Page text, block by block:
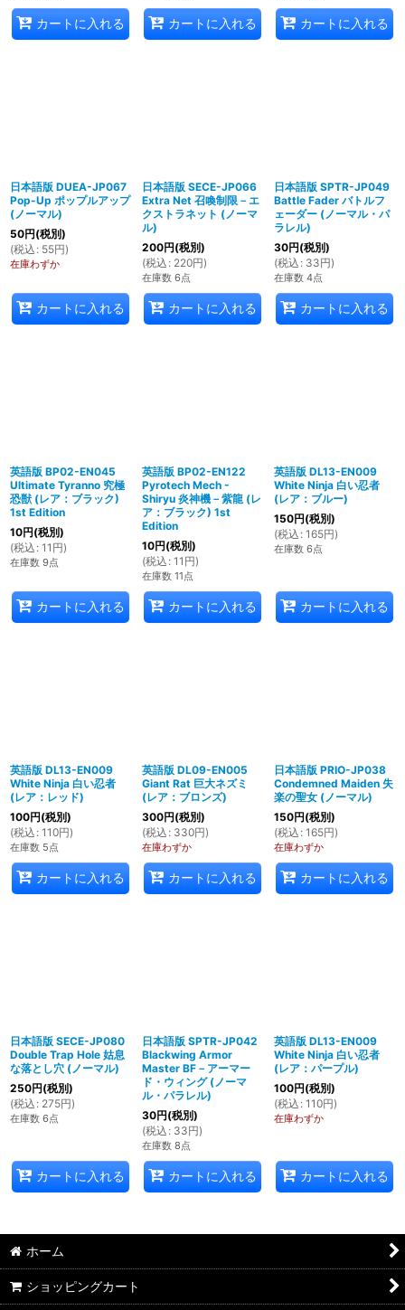
カートに入れる カートに入れる カートに入れる
日本語版 DUEA-JP067
Pop-Up ポップルアップ
(ノーマル)
50円(税別)
(税込 : 55円)
在庫わずか
カートに入れる
日本語版 SECE-JP066
Extra Net 召喚制限－エ
クストラネット (ノーマ
ル)
200円(税別)
(税込 : 220円)
在庫数 6点
カートに入れる
日本語版 SPTR-JP049
Battle Fader バトルフ
ェーダー (ノーマル・パ
ラレル)
30円(税別)
(税込 : 33円)
在庫数 4点
カートに入れる
英語版 BP02-EN045
Ultimate Tyranno 究極
恐獣 (レア：ブラック)
1st Edition
10円(税別)
(税込 : 11 円)
在庫数 9点
カートに入れる
英語版 BP02-EN122
Pyrotech Mech -
Shiryu 炎神機－紫龍 (レ
ア：ブラック) 1st
Edition
10円(税別)
(税込 : 11 円)
在庫数 11点
カートに入れる
英語版 DL13-EN009
White Ninja 白い忍者
(レア：ブルー)
150円(税別)
(税込 : 165円)
在庫数 6点
カートに入れる
英語版 DL13-EN009
White Ninja 白い忍者
(レア：レッド)
100円(税別)
(税込 : 110円)
在庫数 5点
カートに入れる
英語版 DL09-EN005
Giant Rat 巨大ネズミ
(レア：ブロンズ)
300円(税別)
(税込 : 330円)
在庫わずか
カートに入れる
日本語版 PRIO-JP038
Condemned Maiden 失
楽の聖女 (ノーマル)
150円(税別)
(税込 : 165円)
在庫わずか
カートに入れる
日本語版 SECE-JP080
Double Trap Hole 姑息
な落とし穴 (ノーマル)
250円(税別)
(税込 : 275円)
在庫数 6点
カートに入れる
日本語版 SPTR-JP042
Blackwing Armor
Master BF－アーマー
ド・ウィング (ノーマ
ル・パラレル)
30円(税別)
(税込 : 33円)
在庫数 8点
カートに入れる
英語版 DL13-EN009
White Ninja 白い忍者
(レア：パープル)
100円(税別)
(税込 : 110円)
在庫わずか
カートに入れる
ホーム
ショッピングカート